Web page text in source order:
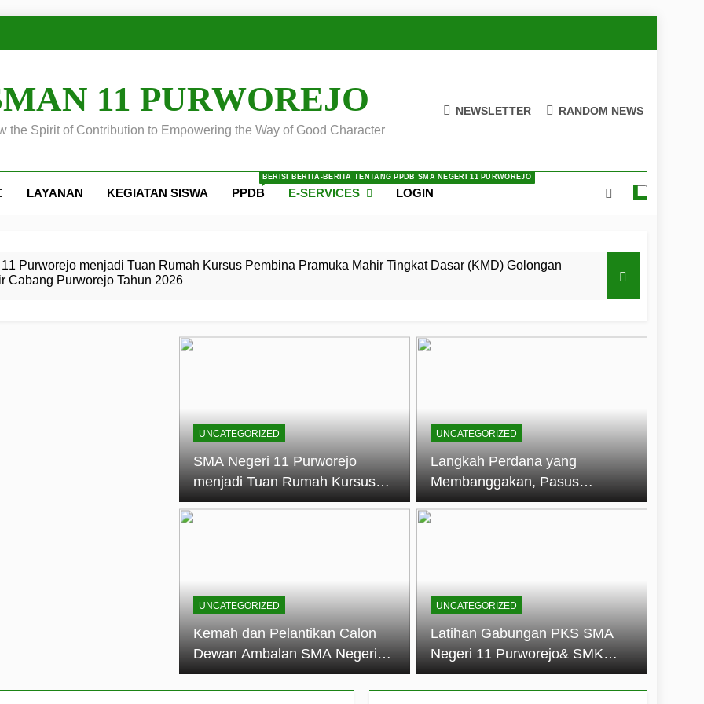
11 PURWOREJO
the Spirit of Contribution to Empowering the Way of Good Character
NEWSLETTER RANDOM NEWS
LAYANAN KEGIATAN SISWA PPDB
BERISI BERITA-BERITA TENTANG PPDB SMA NEGERI 11 PURWOREJO
E-SERVICES LOGIN
Purworejo menjadi Tuan Rumah Kursus Pembina Pramuka Mahir Tingkat Dasar (KMD) Golongan
Cabang Purworejo Tahun 2026
Calon Dewan Ambalan SMA Negeri 11 Purworejo: Membentuk Jiwa Kepemimpinan, Disiplin,
11 Purworejo Sukses Gelar LPBB Jatayudha Open 2 Tahun 2026
Tingkat
Gugus Depan
di LKBB
oleh Pasukan Khusus
11
Negeri 11 Purworejo
menjadi lokasi pelaksanaan
UNCATEGORIZED
SMA Negeri 11 Purworejo
menjadi Tuan Rumah Kursus
Pembina Pramuka Mahir
UNCATEGORIZED
Langkah Perdana yang
Membanggakan, Pasus
Jatayudha Ukir Prestasi di
UNCATEGORIZED
Kemah dan Pelantikan Calon
Dewan Ambalan SMA Negeri
11 Purworejo: Membentuk Jiwa
Kepemimpinan, Disiplin, dan
UNCATEGORIZED
Latihan Gabungan PKS SMA
Negeri 11 Purworejo& SMK
Negeri 6 Purworejo:
Membangun Disiplin,